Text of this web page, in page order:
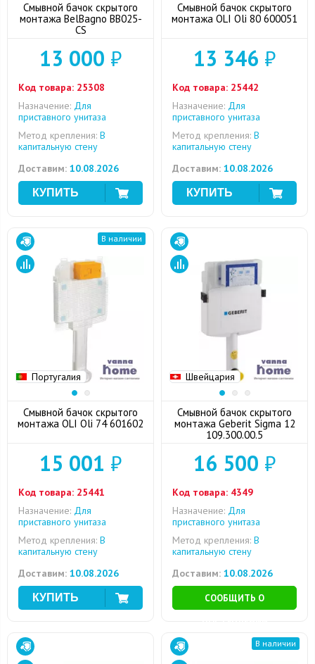
Смывной бачок скрытого
монтажа BelBagno BB025-
CS
13 000 ₽
Код товара: 25308
Назначение: Для
приставного унитаза
Метод крепления: В
капитальную стену
Доставим: 10.08.2026
Смывной бачок скрытого
монтажа OLI Oli 80 600051
13 346 ₽
Код товара: 25442
Назначение: Для
приставного унитаза
Метод крепления: В
капитальную стену
Доставим: 10.08.2026
Португалия
В наличии
Смывной бачок скрытого
монтажа OLI Oli 74 601602
15 001 ₽
Код товара: 25441
Назначение: Для
приставного унитаза
Метод крепления: В
капитальную стену
Доставим: 10.08.2026
Швейцария
Смывной бачок скрытого
монтажа Geberit Sigma 12
109.300.00.5
16 500 ₽
Код товара: 4349
Назначение: Для
приставного унитаза
Метод крепления: В
капитальную стену
Доставим: 10.08.2026
СООБЩИТЬ О
В наличии